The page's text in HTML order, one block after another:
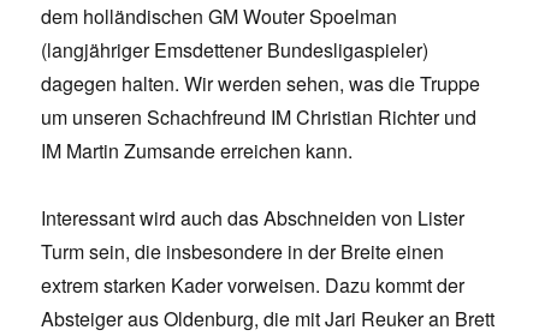
dem holländischen GM Wouter Spoelman
(langjähriger Emsdettener Bundesligaspieler)
dagegen halten. Wir werden sehen, was die Truppe
um unseren Schachfreund IM Christian Richter und
IM Martin Zumsande erreichen kann.
Interessant wird auch das Abschneiden von Lister
Turm sein, die insbesondere in der Breite einen
extrem starken Kader vorweisen. Dazu kommt der
Absteiger aus Oldenburg, die mit Jari Reuker an Brett